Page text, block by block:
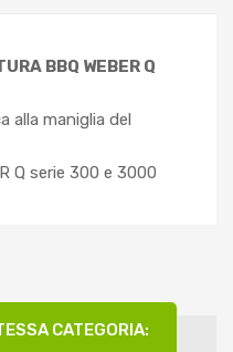
BBQ WEBER Q
alla maniglia del
Q serie 300 e 3000
CATEGORIA: